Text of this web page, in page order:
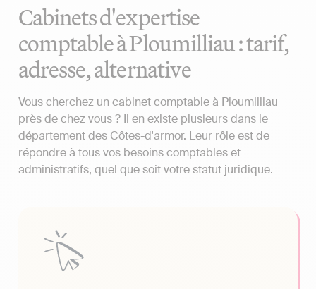
Cabinets d'expertise
comptable à Ploumilliau : tarif,
adresse, alternative
Vous cherchez un cabinet comptable à Ploumilliau
près de chez vous ? Il en existe plusieurs dans le
département des Côtes-d'armor. Leur rôle est de
répondre à tous vos besoins comptables et
administratifs, quel que soit votre statut juridique.